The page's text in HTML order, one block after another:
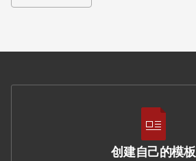
创建自己的模板